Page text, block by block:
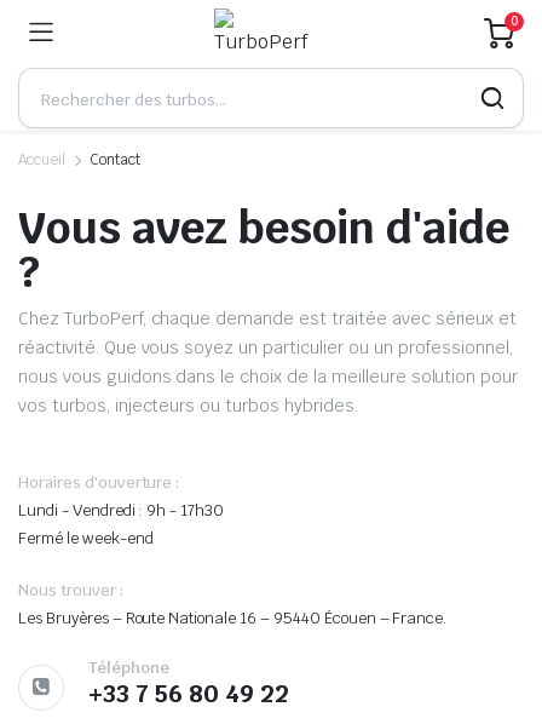
0
Accueil Contact
Vous avez besoin d'aide
?
Chez TurboPerf, chaque demande est traitée avec sérieux et
réactivité. Que vous soyez un particulier ou un professionnel,
nous vous guidons dans le choix de la meilleure solution pour
vos turbos, injecteurs ou turbos hybrides.
Horaires d'ouverture :
Lundi - Vendredi : 9h - 17h30
Fermé le week-end
Nous trouver :
Les Bruyères – Route Nationale 16 – 95440 Écouen – France.
Téléphone
+33 7 56 80 49 22